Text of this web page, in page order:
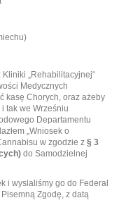
„Rehabilitacyjnej“
Medycznych
kasę Chorych, oraz ażeby
tak we Wrześniu
Departamentu
„Wniosek o
w zgodzie z § 3
do Samodzielnej
i wyslaliśmy go do Federal
Pisemną Zgodę, z datą